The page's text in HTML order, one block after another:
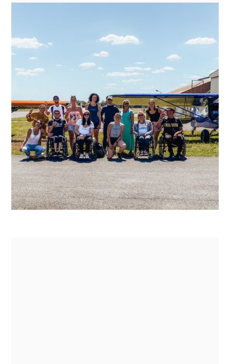
L'ouverture de l'antenne
Hauts-de-France, entretien
avec Claire, coordinatrice de
Entre 2018 et 2019, une première
expérimentation mise en œuvre sur le territoire
des Hauts-de-France (HDF) nous a permis
d'identifier les besoins d'accompagnement et
de confirmer notre développement dans cette
région. Nous revenons avec Claire,
coordinatrice de l'antenne HDF, sur le chemin
qui mène à la création et la structuration de
nos antennes.